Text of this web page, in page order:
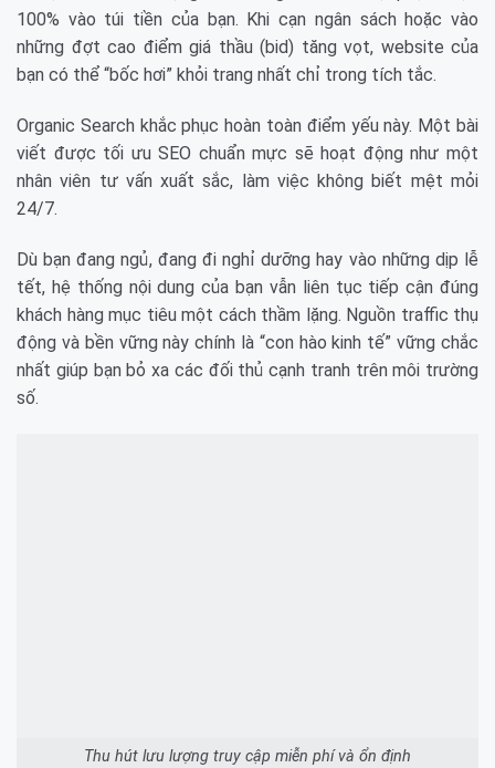
100% vào túi tiền của bạn. Khi cạn ngân sách hoặc vào
những đợt cao điểm giá thầu (bid) tăng vọt, website của
bạn có thể “bốc hơi” khỏi trang nhất chỉ trong tích tắc.
Organic Search khắc phục hoàn toàn điểm yếu này. Một bài
viết được tối ưu SEO chuẩn mực sẽ hoạt động như một
nhân viên tư vấn xuất sắc, làm việc không biết mệt mỏi
24/7.
Dù bạn đang ngủ, đang đi nghỉ dưỡng hay vào những dịp lễ
tết, hệ thống nội dung của bạn vẫn liên tục tiếp cận đúng
khách hàng mục tiêu một cách thầm lặng. Nguồn traffic thụ
động và bền vững này chính là “con hào kinh tế” vững chắc
nhất giúp bạn bỏ xa các đối thủ cạnh tranh trên môi trường
số.
Thu hút lưu lượng truy cập miễn phí và ổn định